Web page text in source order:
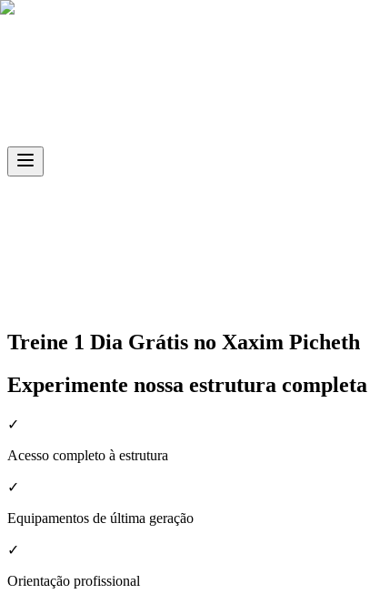
Treine 1 Dia Grátis no Xaxim Picheth
Experimente nossa estrutura
✓
Acesso completo à estrutura
✓
Equipamentos de última geração
✓
Orientação profissional